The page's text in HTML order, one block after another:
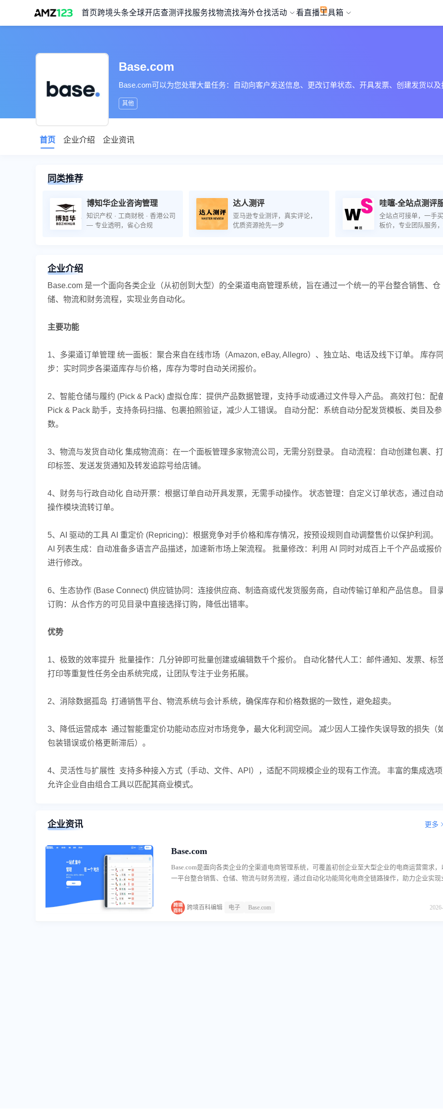
首页 跨境头条全球开店查测评找服务找物流找海外仓找活动 看直播工具箱
Base.com
Base.com可以为您处理大量任务：自动向客户发送信息、更改订单状态、开具发票、创建发货以及
其他
首页 企业介绍 企业资讯
同类推荐
博知华企业咨询管理
知识产权 · 工商财税 · 香港公司
— 专业透明，省心合规
达人测评
亚马逊专业测评，真实评论，
优质资源抢先一步
哇噻-全站点测评
全站点可接单，一手
板价，专业团队服务，
企业介绍
Base.com 是一个面向各类企业（从初创到大型）的全渠道电商管理系统，旨在通过一个统一的平台整合销售、仓
储、物流和财务流程，实现业务自动化。
主要功能
1、多渠道订单管理 统一面板：聚合来自在线市场（Amazon, eBay, Allegro）、独立站、电话及线下订单。 库存同
步：实时同步各渠道库存与价格，库存为零时自动关闭报价。
2、智能仓储与履约 (Pick & Pack) 虚拟仓库：提供产品数据管理，支持手动或通过文件导入产品。 高效打包：配
Pick & Pack 助手，支持条码扫描、包裹拍照验证，减少人工错误。 自动分配：系统自动分配发货模板、类目及参
数。
3、物流与发货自动化 集成物流商：在一个面板管理多家物流公司，无需分别登录。 自动流程：自动创建包裹、打
印标签、发送发货通知及转发追踪号给店铺。
4、财务与行政自动化 自动开票：根据订单自动开具发票，无需手动操作。 状态管理：自定义订单状态，通过自动
操作模块流转订单。
5、AI 驱动的工具 AI 重定价 (Repricing)：根据竞争对手价格和库存情况，按预设规则自动调整售价以保护利润。
AI 列表生成：自动准备多语言产品描述，加速新市场上架流程。 批量修改：利用 AI 同时对成百上千个产品或报价
进行修改。
6、生态协作 (Base Connect) 供应链协同：连接供应商、制造商或代发货服务商，自动传输订单和产品信息。 目
订购：从合作方的可见目录中直接选择订购，降低出错率。
优势
1、极致的效率提升 批量操作：几分钟即可批量创建或编辑数千个报价。 自动化替代人工：邮件通知、发票、标
打印等重复性任务全由系统完成，让团队专注于业务拓展。
2、消除数据孤岛 打通销售平台、物流系统与会计系统，确保库存和价格数据的一致性，避免超卖。
3、降低运营成本 通过智能重定价功能动态应对市场竞争，最大化利润空间。 减少因人工操作失误导致的损失（
包装错误或价格更新滞后）。
4、灵活性与扩展性 支持多种接入方式（手动、文件、API），适配不同规模企业的现有工作流。 丰富的集成选项
允许企业自由组合工具以匹配其商业模式。
企业资讯 更多
Base.com
Base.com是面向各类企业的全渠道电商管理系统，可覆盖初创企业至大型企业的电商运营需求，
一平台整合销售、仓储、物流与财务流程，通过自动化功能简化电商全链路操作，助力企业实现
渠道电商管理解决方案，以一体化平台承载多渠道订单管理、智能仓储履约、物流发货自动化、
行政自动化、AI工具应用及生态协作等服务，覆盖电商运营全流程。Base.com可自动处理信息发
跨境百科编辑 电子 Base.com